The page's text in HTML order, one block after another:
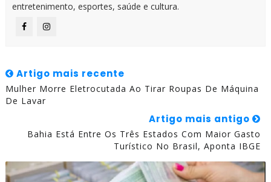
entretenimento, esportes, saúde e cultura.
Artigo mais recente
Mulher Morre Eletrocutada Ao Tirar Roupas De Máquina
De Lavar
Artigo mais antigo
Bahia Está Entre Os Três Estados Com Maior Gasto
Turístico No Brasil, Aponta IBGE